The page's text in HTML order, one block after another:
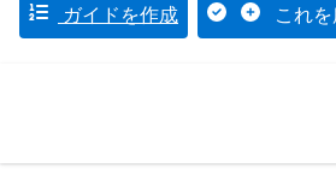
ガイドを作成 これ